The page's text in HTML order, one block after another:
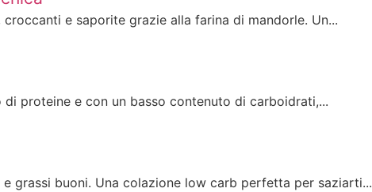
e saporite grazie alla farina di mandorle. Un...
proteine e con un basso contenuto di carboidrati,...
grassi buoni. Una colazione low carb perfetta per saziarti...